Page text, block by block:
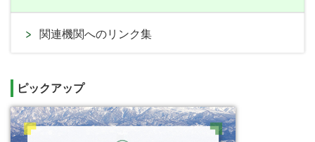
関連機関へのリンク集
ピックアップ